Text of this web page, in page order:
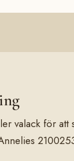
valack för att